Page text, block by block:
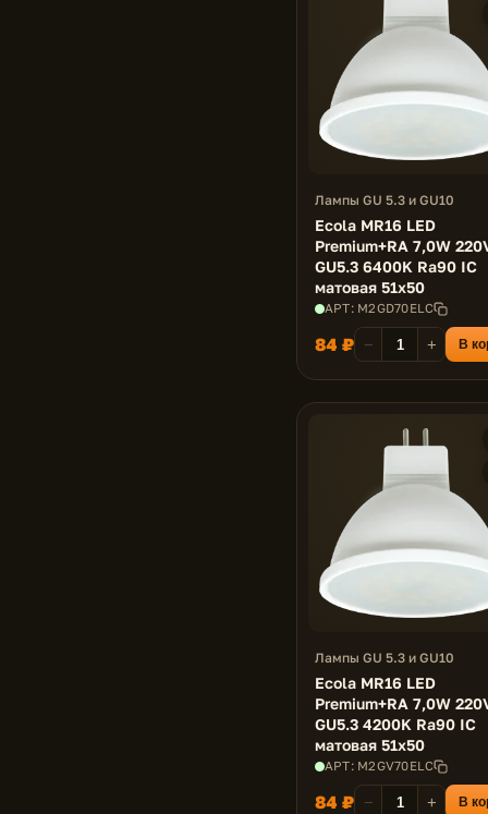
Лампы GU 5.3 и GU10
Ecola MR16 LED
Premium+RA 7,0W
GU5.3 6400K Ra90 IC
матовая 51x50
АРТ: M2GD70ELC
84 ₽ − + В
Лампы GU 5.3 и GU10
Ecola MR16 LED
Premium+RA 7,0W
GU5.3 4200K Ra90 IC
матовая 51x50
АРТ: M2GV70ELC
84 ₽ − + В